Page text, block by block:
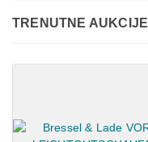
TRENUTNE AUKCIJE